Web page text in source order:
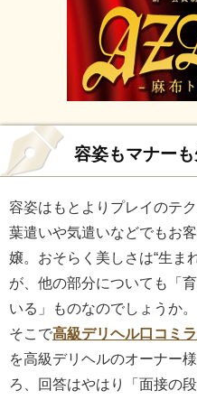
容姿もマナー
容姿はもとよりプレイのテ
葉遣いや気遣いなどでもお
嬢。おそらく美しさは“生ま
が、他の部分についても「
いる」ものなのでしょうか。
そこで高級デリヘル口コミ
を高級デリヘルのオーナー
ろ、回答はやはり「面接の